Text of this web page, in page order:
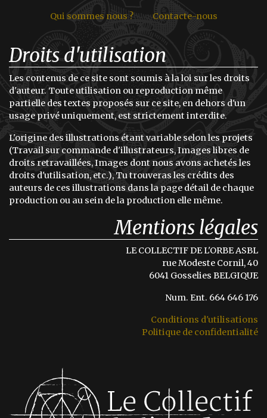
Qui sommes nous ? Contacte-nous
Droits d'utilisation
Les contenus de ce site sont soumis à la loi sur les droits
d'auteur. Toute utilisation ou reproduction même
partielle des textes proposés sur ce site, en dehors d'un
usage privé uniquement, est strictement interdite.
L'origine des illustrations étant variable selon les projets
(Travail sur commande d'illustrateurs, Images libres de
droits retravaillées, Images dont nous avons achetés les
droits d'utilisation, etc.), Tu trouveras les crédits des
auteurs de ces illustrations dans la page détail de chaque
production ou au sein de la production elle même.
Mentions légales
LE COLLECTIF DE L'ORBE ASBL
rue Modeste Cornil, 40
6041 Gosselies BELGIQUE
Num. Ent. 664 646 176
Conditions d'utilisations
Politique de confidentialité